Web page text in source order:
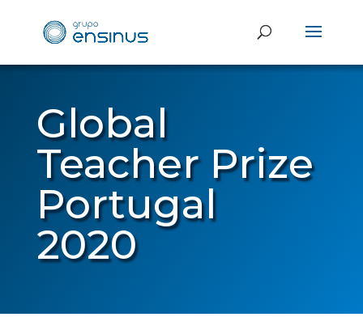
Global
Teacher Prize
Portugal
2020